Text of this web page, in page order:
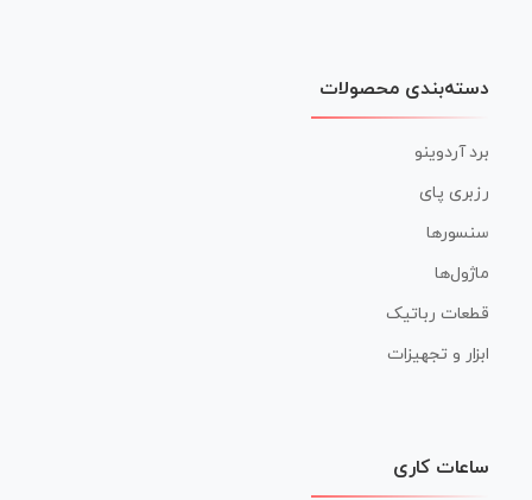
دسته‌بندی محصولات
برد آردوینو
رزبری پای
سنسورها
ماژول‌ها
قطعات رباتیک
ابزار و تجهیزات
ساعات کاری